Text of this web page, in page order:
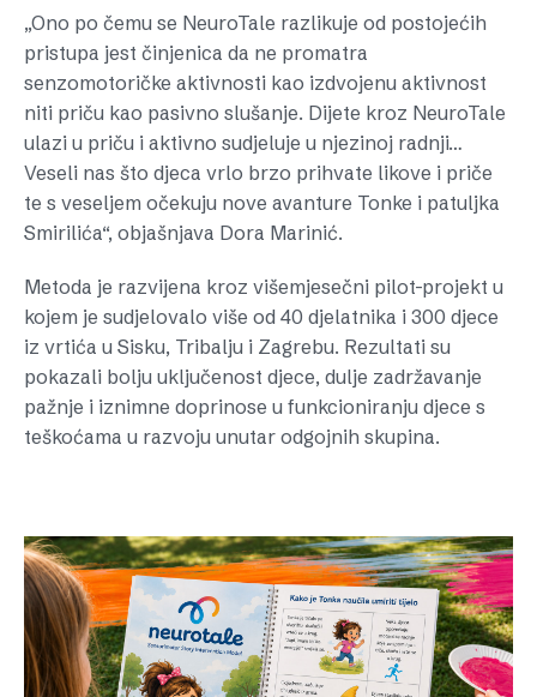
„Ono po čemu se NeuroTale razlikuje od postojećih
pristupa jest činjenica da ne promatra
senzomotoričke aktivnosti kao izdvojenu aktivnost
niti priču kao pasivno slušanje. Dijete kroz NeuroTale
ulazi u priču i aktivno sudjeluje u njezinoj radnji…
Veseli nas što djeca vrlo brzo prihvate likove i priče
te s veseljem očekuju nove avanture Tonke i patuljka
Smirilića“, objašnjava Dora Marinić.
Metoda je razvijena kroz višemjesečni pilot-projekt u
kojem je sudjelovalo više od 40 djelatnika i 300 djece
iz vrtića u Sisku, Tribalju i Zagrebu. Rezultati su
pokazali bolju uključenost djece, dulje zadržavanje
pažnje i iznimne doprinose u funkcioniranju djece s
teškoćama u razvoju unutar odgojnih skupina.